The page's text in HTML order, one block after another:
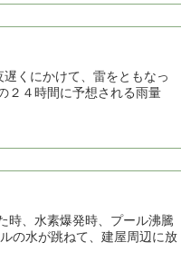
くにかけて、雷をともなっ
２４時間に予想される雨量
時、水素爆発時、プール沸騰
の水が跳ねて、建屋周辺に放